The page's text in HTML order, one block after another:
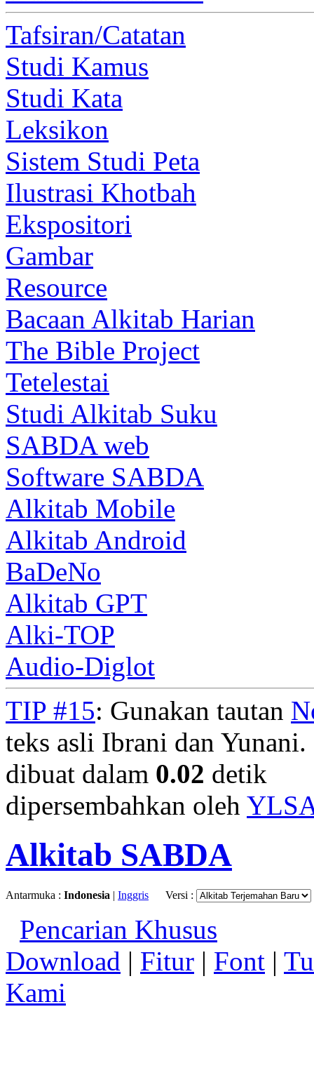
Tafsiran/Catatan
Studi Kamus
Studi Kata
Leksikon
Sistem Studi Peta
Ilustrasi Khotbah
Ekspositori
Gambar
Resource
Bacaan Alkitab Harian
The Bible Project
Tetelestai
Studi Alkitab Suku
SABDA web
Software SABDA
Alkitab Mobile
Alkitab Android
BaDeNo
Alkitab GPT
Alki-TOP
Audio-Diglot
TIP #15: Gunakan tautan
teks asli Ibrani dan
dibuat dalam 0.02 detik
dipersembahkan oleh
Alkitab SABDA
Antarmuka : Indonesia | Inggris Versi :
Pencarian Khusus
Download | Fitur | Font |
Kami